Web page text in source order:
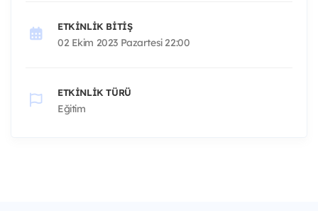
ETKINLIK BITIŞ
02 Ekim 2023 Pazartesi 22:00
ETKINLIK TÜRÜ
Eğitim